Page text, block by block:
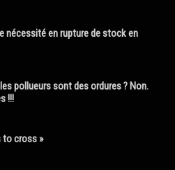
nécessité en rupture de stock en
pollueurs sont des ordures ? Non.
!!!
to cross »